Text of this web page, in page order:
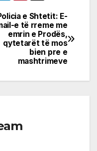
e Shtetit: E-
e të rreme me
emrin e Prodës,
qytetarët të mos
bien pre e
mashtrimeve